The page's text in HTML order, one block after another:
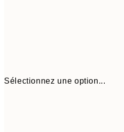
Sélectionnez une option...